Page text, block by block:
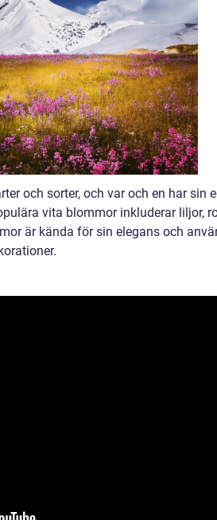
och sorter, och var och en har sin
vita blommor inkluderar liljor,
är kända för sin elegans och